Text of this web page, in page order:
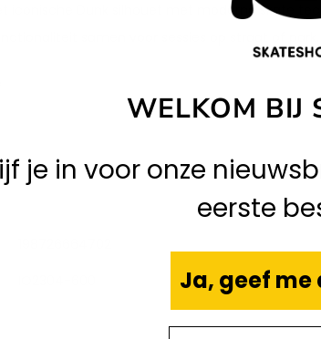
iconische Dunk silhouet met moderne skate
samen voor sessies op straat of park.
WELKOM BIJ
je in voor onze
eerste
Ja, geef